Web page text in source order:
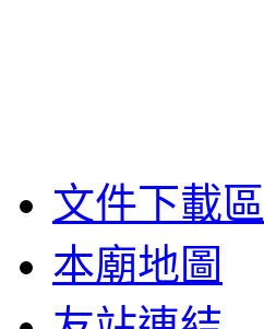
文件下載區
本廟地圖